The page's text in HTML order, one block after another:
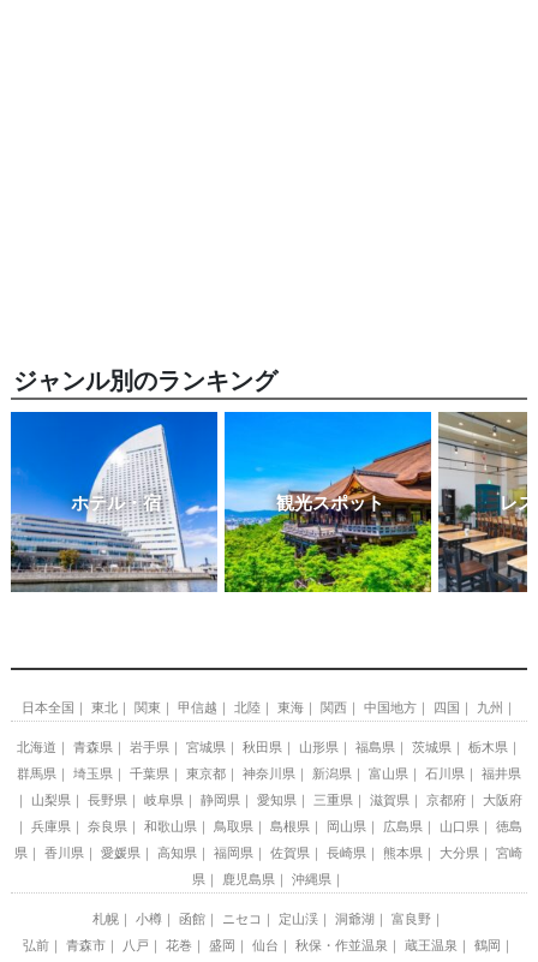
ジャンル別のランキング
ホテル・宿 観光スポット レ
日本全国 東北 関東 甲信越 北陸 東海 関西 中国地方 四国 九州
北海道 青森県 岩手県 宮城県 秋田県 山形県 福島県 茨城県
栃木県
群馬県
埼玉県 千葉県 東京都 神奈川県 新潟県 富山県 石川県
福井県
山梨県
長野県 岐阜県 静岡県 愛知県 三重県 滋賀県 京都府
大阪府
兵庫県
奈良県 和歌山県 鳥取県 島根県 岡山県 広島県 山口県
徳島
県
香川県 愛媛県 高知県 福岡県 佐賀県 長崎県 熊本県 大分県
宮崎
県
鹿児島県 沖縄県
札幌 小樽 函館 ニセコ 定山渓 洞爺湖
富良野
弘前
青森市 八戸 花巻 盛岡 仙台 秋保・作並温泉 蔵王温泉
鶴岡